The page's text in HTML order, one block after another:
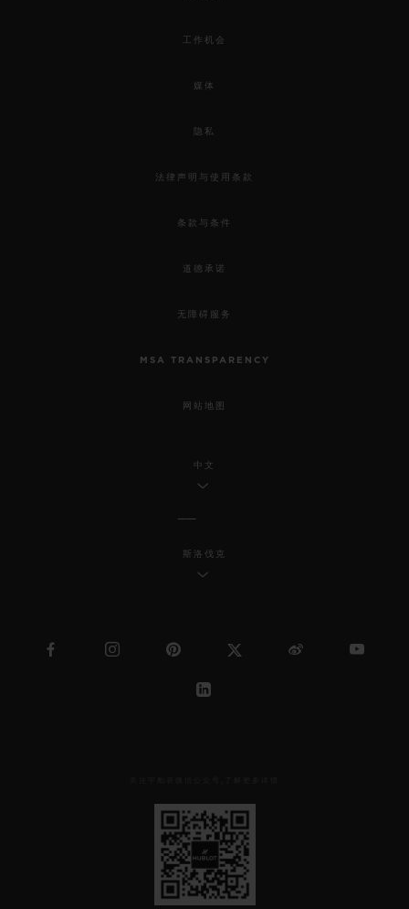
工作机会
媒体
隐私
法律声明与使用条款
条款与条件
道德承诺
无障碍服务
MSA TRANSPARENCY
网站地图
中文
斯洛伐克
见
下
方
二
维
码